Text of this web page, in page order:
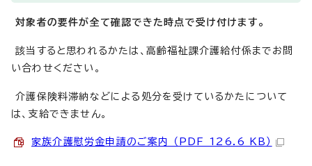
対象者の要件が全て確認できた時点で受け付けます。
該当すると思われるかたは、高齢福祉課介護給付係までお問
い合わせください。
介護保険料滞納などによる処分を受けているかたについて
は、支給できません。
家族介護慰労金申請のご案内 （PDF 126.6 KB）